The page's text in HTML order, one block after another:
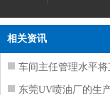
相关资讯